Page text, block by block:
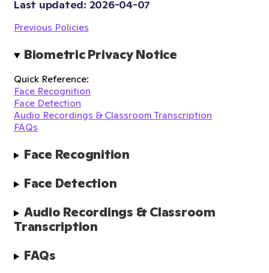
Last updated: 2026-04-07
Previous Policies
Biometric Privacy Notice
Quick Reference:
Face Recognition
Face Detection
Audio Recordings & Classroom Transcription
FAQs
Face Recognition
Face Detection
Audio Recordings & Classroom
Transcription
FAQs